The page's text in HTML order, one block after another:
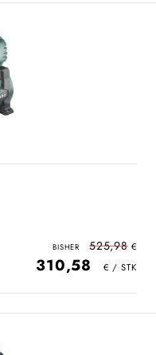
525,98
310,58